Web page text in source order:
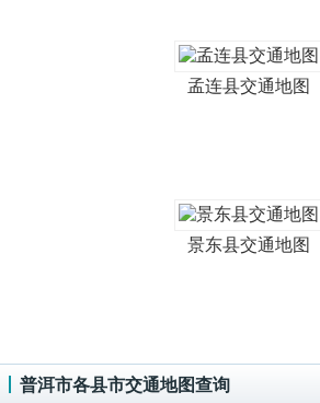
孟连县交通地图
景东县交通地图
普洱市各县市交通地图查询